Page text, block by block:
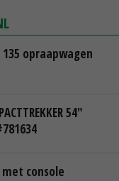
opraapwagen
54"
met console